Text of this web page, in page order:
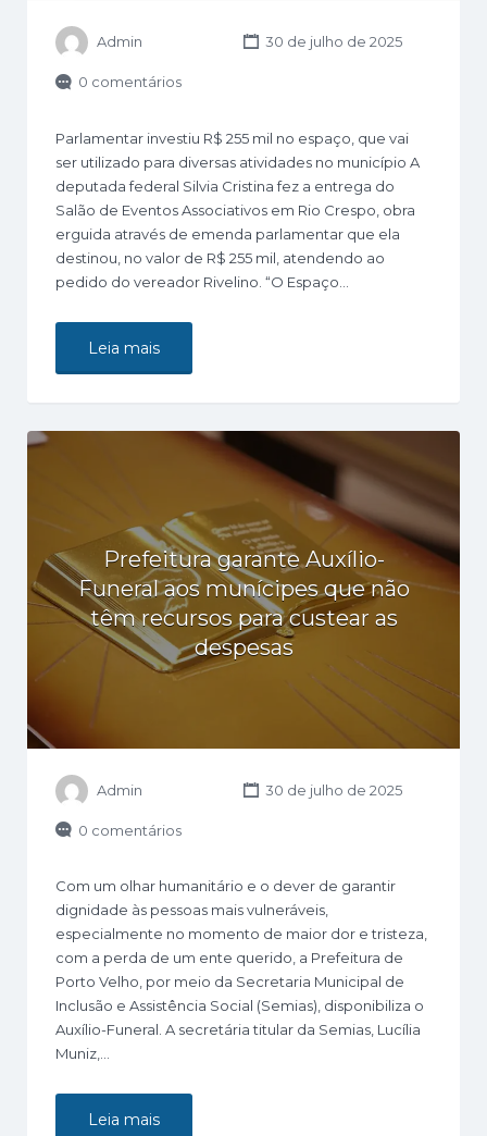
Admin 30 de julho de 2025
0 comentários
Parlamentar investiu R$ 255 mil no espaço, que vai
ser utilizado para diversas atividades no município A
deputada federal Silvia Cristina fez a entrega do
Salão de Eventos Associativos em Rio Crespo, obra
erguida através de emenda parlamentar que ela
destinou, no valor de R$ 255 mil, atendendo ao
pedido do vereador Rivelino. “O Espaço…
Leia mais
Prefeitura garante Auxílio-
Funeral aos munícipes que não
têm recursos para custear as
despesas
Admin 30 de julho de 2025
0 comentários
Com um olhar humanitário e o dever de garantir
dignidade às pessoas mais vulneráveis,
especialmente no momento de maior dor e tristeza,
com a perda de um ente querido, a Prefeitura de
Porto Velho, por meio da Secretaria Municipal de
Inclusão e Assistência Social (Semias), disponibiliza o
Auxílio-Funeral. A secretária titular da Semias, Lucília
Muniz,…
Leia mais